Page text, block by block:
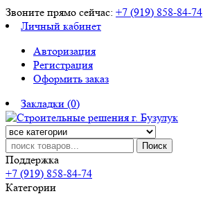
Звоните прямо сейчас: +7 (919) 858-84-74
Личный кабинет
Авторизация
Регистрация
Оформить заказ
Закладки (0)
Поиск
Поддержка
+7 (919) 858-84-74
Категории